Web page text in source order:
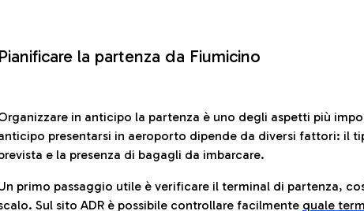
Pianificare la partenza da Fiumicino
in anticipo la partenza è uno degli aspetti più
presentarsi in aeroporto dipende da diversi fattori: il
e la presenza di bagagli da imbarcare.
primo passaggio utile è verificare il terminal di partenza,
Sul sito ADR è possibile controllare facilmente quale